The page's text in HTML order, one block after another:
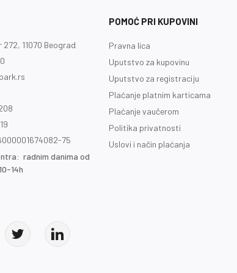
272, 11070 Beograd
75
radnim danima od
14h
POMOĆ PRI KUPOVINI
Pravna lica
Uputstvo za kupovinu
Uputstvo za registraciju
Plaćanje platnim karticama
Plaćanje vaučerom
Politika privatnosti
Uslovi i način plaćanja